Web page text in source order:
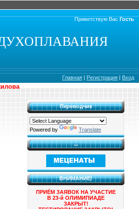
Приветствую Вас Гость
Главная | Регистрация | Вход
Переводчик
Powered by Translate
...
ВНИМАНИЕ!
ПРИЁМ ЗАЯВОК НА УЧАСТИЕ
В 23-й ОЛИМИПИАДЕ
ЗАКРЫТ!